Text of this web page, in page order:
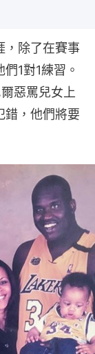
，除了在賽事
1對1練習。
惡罵兒女上
錯，他們將要